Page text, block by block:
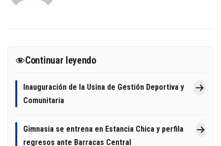
Continuar leyendo
Inauguración de la Usina de Gestión Deportiva y
Comunitaria
Gimnasia se entrena en Estancia Chica y perfila
regresos ante Barracas Central